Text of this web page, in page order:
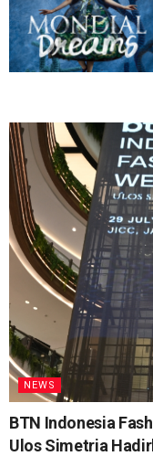
NEWS
BTN Indonesia
Ulos Simetria